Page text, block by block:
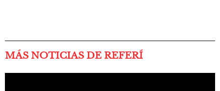
MÁS NOTICIAS DE REFERÍ